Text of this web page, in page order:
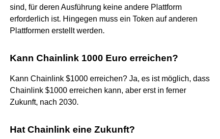
sind, für deren Ausführung keine andere Plattform
erforderlich ist. Hingegen muss ein Token auf anderen
Plattformen erstellt werden.
Kann Chainlink 1000 Euro erreichen?
Kann Chainlink $1000 erreichen? Ja, es ist möglich, dass
Chainlink $1000 erreichen kann, aber erst in ferner
Zukunft, nach 2030.
Hat Chainlink eine Zukunft?